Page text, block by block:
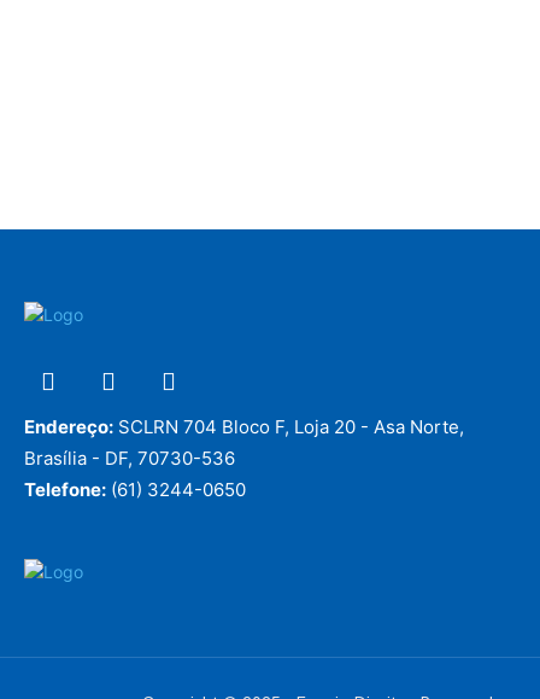
Endereço: SCLRN 704 Bloco F, Loja 20 - Asa Norte,
Brasília - DF, 70730-536
Telefone: (61) 3244-0650